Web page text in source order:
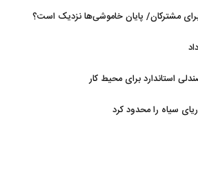
مشترکان/ پایان خاموشی‌ها نزدیک است؟
استاندارد برای محیط کار
سیاه را محدود کرد